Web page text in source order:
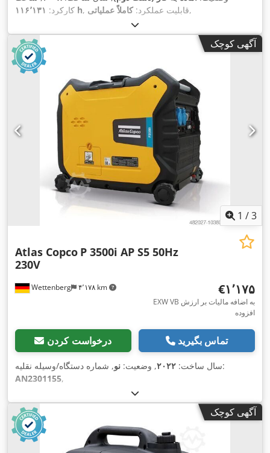
کارکرد: ۱۱۶٬۱۳۱ h , قابلیت عملکرد:کاملاً عملیاتی ,
آگهی کوچک
1 /3
Wettenberg ۴٬۱۷۸ km
Atlas Copco P 3500i AP S5 50Hz
230V
‎€۱٬۱۷۵
EXW VB به اضافه مالیات بر ارزش
افزوده
درخواست کردن تماس بگیرید
سال ساخت: ۲۰۲۲, وضعیت: نو
, شماره دستگاه/وسیله نقلیه:
AN2301155,
آگهی کوچک